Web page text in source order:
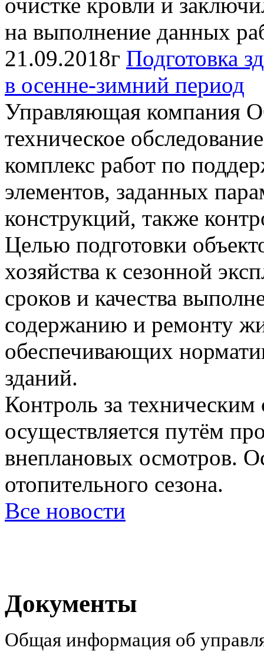
на выполнение данных
21.09.2018г Подготовка
в осенне-зимний период
Управляющая
техническое
комплекс работ по
элементов, заданных
конструкций, также
Целью подготовки
хозяйства к сезонной
сроков и качества
содержанию и ремонту
обеспечивающих
зданий.
Контроль за техническим
осуществляется путём
внеплановых осмотров.
отопительного сезона.
Все новости
Документы
Общая информация об